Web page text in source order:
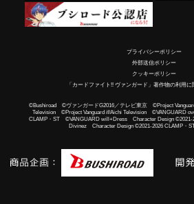
プライバシーポリシー
外部送信ポリシー
クッキーポリシー
「カードファイト!! ヴァンガード」著作物の利用
©Bushiroad ©ヴァンガードG2016／テレビ東京 ©Project
Television ©Project Vanguard if/Aichi Television ©VANGUARD
CLAMP・ST ©VANGUARD will+Dress Character Design
Divinez Character Design ©2021-2026 CLAMP・